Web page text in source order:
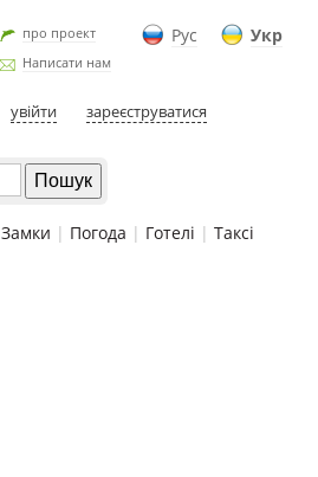
Рус Укр
про проект
Написати нам
увійти зареєструватися
Замки | Погода | Готелі | Таксі